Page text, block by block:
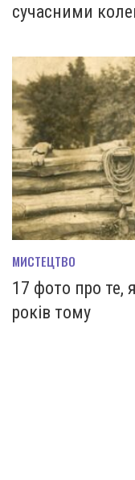
сучасними
МИСТЕЦТВО
17 фото про те,
років тому